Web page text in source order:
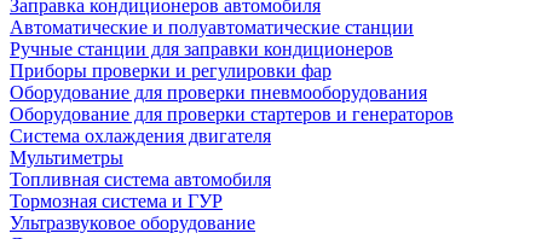
Заправка кондиционеров автомобиля
Автоматические и полуавтоматические станции
Ручные станции для заправки кондиционеров
Приборы проверки и регулировки фар
Оборудование для проверки пневмооборудования
Оборудование для проверки стартеров и генераторов
Система охлаждения двигателя
Мультиметры
Топливная система автомобиля
Тормозная система и ГУР
Ультразвуковое оборудование